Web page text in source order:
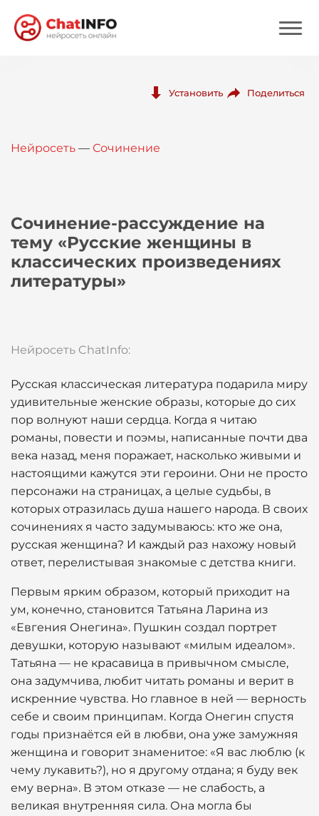
Вход
Установить Поделиться
Нейросеть — Сочинение
Сочинение-рассуждение на
тему «Русские женщины в
классических произведениях
литературы»
Нейросеть ChatInfo:
Русская классическая литература подарила миру
удивительные женские образы, которые до сих
пор волнуют наши сердца. Когда я читаю
романы, повести и поэмы, написанные почти два
века назад, меня поражает, насколько живыми и
настоящими кажутся эти героини. Они не просто
персонажи на страницах, а целые судьбы, в
которых отразилась душа нашего народа. В своих
сочинениях я часто задумываюсь: кто же она,
русская женщина? И каждый раз нахожу новый
ответ, перелистывая знакомые с детства книги.
Первым ярким образом, который приходит на
ум, конечно, становится Татьяна Ларина из
«Евгения Онегина». Пушкин создал портрет
девушки, которую называют «милым идеалом».
Татьяна — не красавица в привычном смысле,
она задумчива, любит читать романы и верит в
искренние чувства. Но главное в ней — верность
себе и своим принципам. Когда Онегин спустя
годы признаётся ей в любви, она уже замужняя
женщина и говорит знаменитое: «Я вас люблю (к
чему лукавить?), но я другому отдана; я буду век
ему верна». В этом отказе — не слабость, а
великая внутренняя сила. Она могла бы